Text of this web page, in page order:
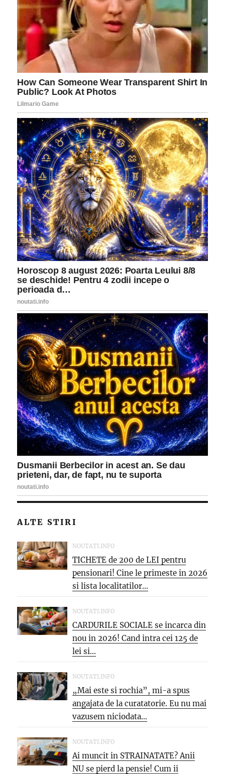
ALTE STIRI
NOUTATI.INFO
TICHETE de 200 de LEI pentru
pensionari! Cine le primeste in 2026
si lista localitatilor...
NOUTATI.INFO
CARDURILE SOCIALE se incarca din
nou in 2026! Cand intra cei 125 de
lei si...
NOUTATI.INFO
„Mai este si rochia”, mi-a spus
angajata de la curatatorie. Eu nu mai
vazusem niciodata...
NOUTATI.INFO
Ai muncit in STRAINATATE? Anii
NU se pierd la pensie! Cum ii